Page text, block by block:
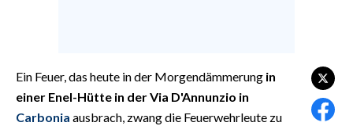
INSULARITÀ
Ein Feuer, das heute in der Morgendämmerung in
einer Enel-Hütte in der Via D'Annunzio in
Carbonia ausbrach, zwang die Feuerwehrleute zu